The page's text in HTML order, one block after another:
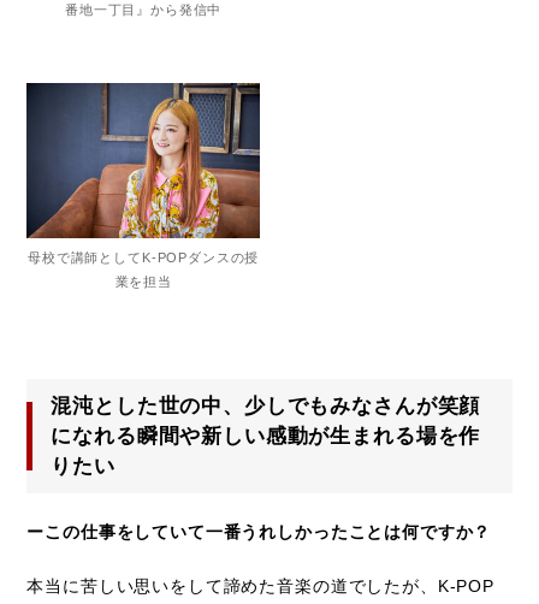
番地一丁目』から発信中
母校で講師としてK-POPダンスの授
業を担当
混沌とした世の中、少しでもみなさんが笑顔
になれる瞬間や新しい感動が生まれる場を作
りたい
ーこの仕事をしていて一番うれしかったことは何ですか？
本当に苦しい思いをして諦めた音楽の道でしたが、K-POP